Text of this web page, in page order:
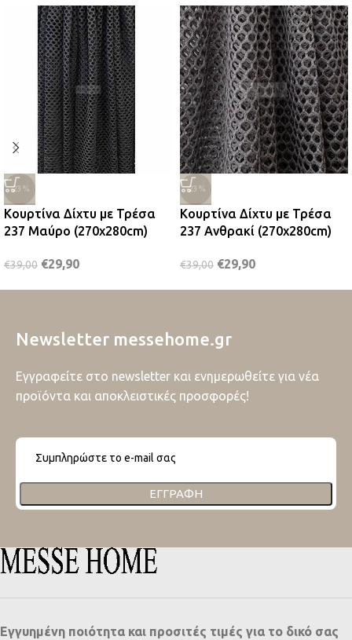
-23%
Κουρτίνα Δίχτυ με Τρέσα
237 Μαύρο (270x280cm)
€39,00 €29,90
-23%
Κουρτίνα Δίχτυ με Τρέσα
237 Ανθρακί (270x280cm)
€39,00 €29,90
Newsletter messehome.gr
Εγγραφείτε στο newsletter και ενημερωθείτε για νέα
προϊόντα και αποκλειστικές προσφορές!
ΕΓΓΡΑΦΉ
Εγγυημένη ποιότητα και προσιτές τιμές για το δικό σας